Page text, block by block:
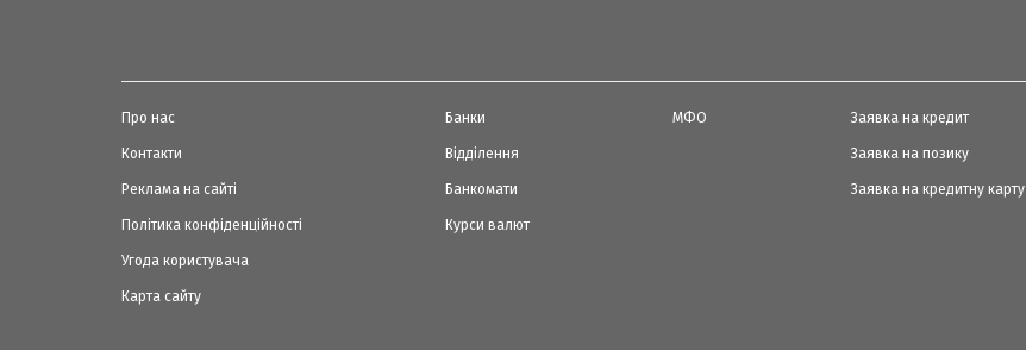
Про нас
Контакти
Реклама на сайті
Політика конфіденційності
Угода користувача
Карта сайту
Банки
Відділення
Банкомати
Курси валют
МФО Заявка на кредит
Заявка на позику
Заявка на кредитну карту